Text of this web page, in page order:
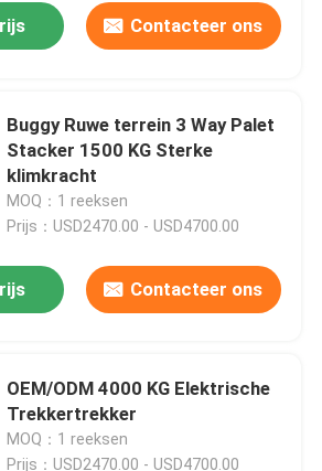
Contacteer ons
Buggy Ruwe terrein 3 Way Palet
Stacker 1500 KG Sterke
klimkracht
MOQ：1 reeksen
Prijs：USD2470.00 - USD4700.00
Contacteer ons
OEM/ODM 4000 KG Elektrische
Trekkertrekker
MOQ：1 reeksen
Prijs：USD2470.00 - USD4700.00